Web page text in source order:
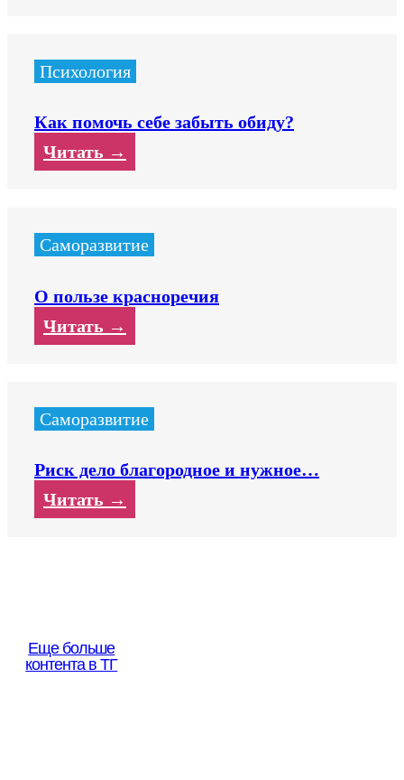
Психология
Как помочь себе забыть обиду?
Читать →
Саморазвитие
О пользе красноречия
Читать →
Саморазвитие
Риск дело благородное и нужное…
Читать →
Еще больше
контента в ТГ